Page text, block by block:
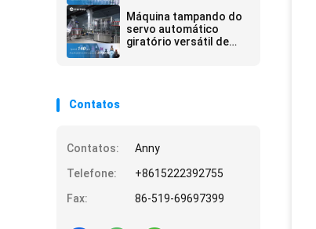
tampando
Máquina tampando do
servo automático
giratório versátil de
Contatos
Contatos:
Anny
Telefone:
+8615222392755
Fax:
86-519-69697399